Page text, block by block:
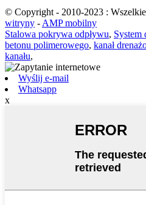
© Copyright - 2010-2023 : Wszelkie
witryny - AMP mobilny
Stalowa pokrywa odpływu, System
betonu polimerowego, kanał
kanału,
Wyślij e-mail
Whatsapp
x